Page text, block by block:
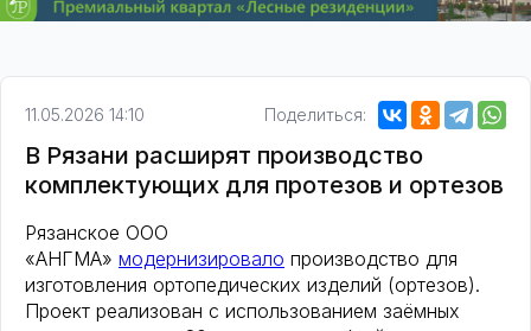
11.05.2026 14:10 Поделиться:
В Рязани расширят производство
комплектующих для протезов и ортезов
Рязанское ООО
«АНГМА» модернизировало производство для
изготовления ортопедических изделий (ортезов).
Проект реализован с использованием заёмных